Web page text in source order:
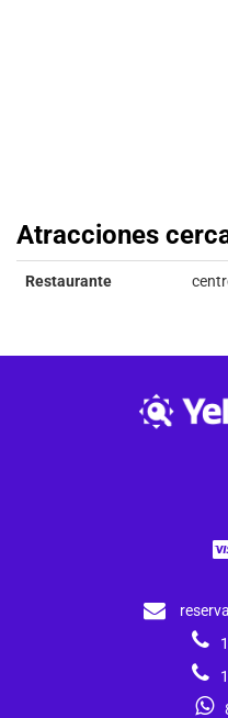
Atracciones
Restaurante